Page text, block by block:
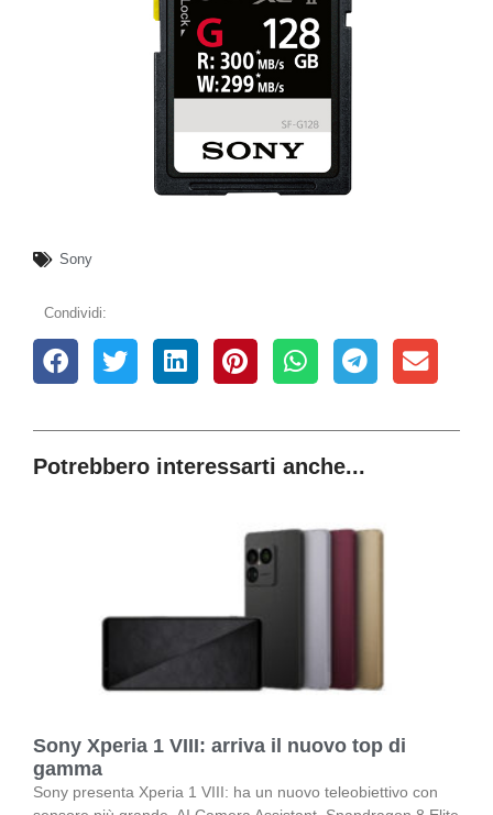
Sony
Condividi:
Potrebbero interessarti anche...
Sony Xperia 1 VIII: arriva il nuovo top di
gamma
Sony presenta Xperia 1 VIII: ha un nuovo teleobiettivo con